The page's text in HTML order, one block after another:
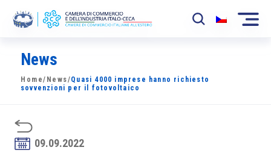
La Camera
News
Sviluppo Mercato
News
Home/ News/Quasi 4000 imprese hanno richiesto
sovvenzioni per il fotovoltaico
09.09.2022